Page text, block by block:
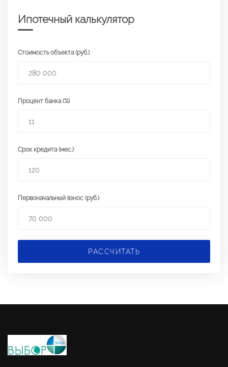
Ипотечный калькулятор
Стоимость объекта (руб.)
Процент банка (%)
Срок кредита (мес.)
Первоначальный взнос (руб.)
РАССЧИТАТЬ